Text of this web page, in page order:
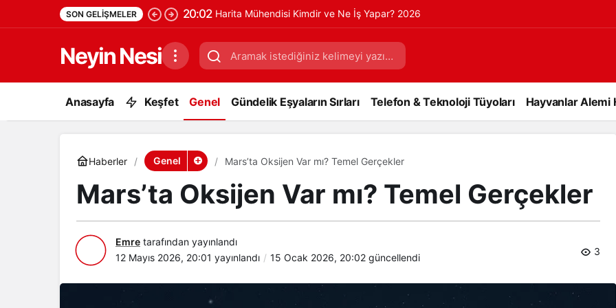
SON GELIŞMELER 20:02 Harita Mühendisi Kimdir ve Ne İş Yapar? 2026
Neyin Nesi
Anasayfa Keşfet Genel Gündelik Eşyaların Sırları Telefon & Teknoloji Tüyoları Hayvanlar Alemi
Haberler Genel Mars’ta Oksijen Var mı? Temel Gerçekler
Mars’ta Oksijen Var mı? Temel Gerçekler
Emre tarafından yayınlandı
12 Mayıs 2026, 20:01 yayınlandı 15 Ocak 2026, 20:02 güncellendi
3